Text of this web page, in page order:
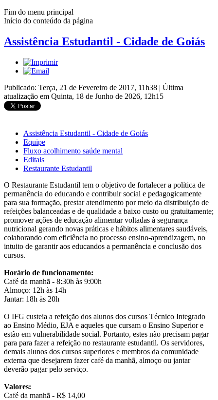
Fim do menu principal
Início do conteúdo da página
Assistência Estudantil - Cidade de Goiás
Publicado: Terça, 21 de Fevereiro de 2017, 11h38 | Última
atualização em Quinta, 18 de Junho de 2026, 12h15
Assistência Estudantil - Cidade de Goiás
Equipe
Fluxo acolhimento saúde mental
Editais
Restaurante Estudantil
O Restaurante Estudantil tem o objetivo de fortalecer a política de
permanência do educando e contribuir social e pedagogicamente
para sua formação, prestar atendimento por meio da distribuição de
refeições balanceadas e de qualidade a baixo custo ou gratuitamente;
promover ações de educação alimentar voltadas à segurança
nutricional gerando novas práticas e hábitos alimentares saudáveis,
colaborando com eficiência no processo ensino-aprendizagem, no
intuito de garantir aos educandos a permanência e conclusão dos
cursos.
Horário de funcionamento:
Café da manhã - 8:30h às 9:00h
Almoço: 12h às 14h
Jantar: 18h às 20h
O IFG custeia a refeição dos alunos dos cursos Técnico Integrado
ao Ensino Médio, EJA e aqueles que cursam o Ensino Superior e
estão em vulnerabilidade social. Portanto, estes não precisam pagar
para para fazer a refeição no restaurante estudantil. Os servidores,
demais alunos dos cursos superiores e membros da comunidade
externa que desejarem fazer café da manhã, almoço ou jantar
deverão pagar pelo serviço.
Valores:
Café da manhã - R$ 14,00